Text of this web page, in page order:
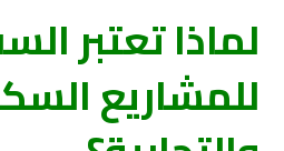
لماذا تعتبر
للمشاريع